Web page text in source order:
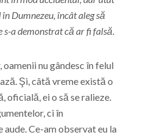
în Dumnezeu, încât aleg să
s-a demonstrat că ar fi falsă.
oamenii nu gândesc în felul
Şi, câtă vreme există o
oficială, ei o să se ralieze.
ci în
Ce-am observat eu la